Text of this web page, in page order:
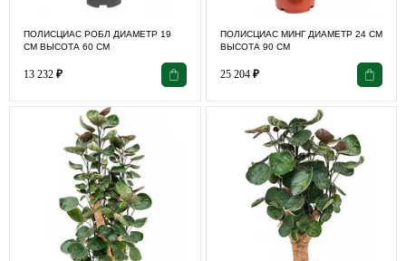
ПОЛИСЦИАС РОБЛ ДИАМЕТР 19
СМ ВЫСОТА 60 СМ
13 232 ₽
ПОЛИСЦИАС МИНГ ДИАМЕТР 24 СМ
ВЫСОТА 90 СМ
25 204 ₽